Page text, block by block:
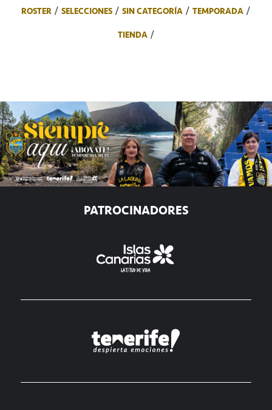
ROSTER SELECCIONES SIN CATEGORÍA
TEMPORADA
TIENDA
PATROCINADORES